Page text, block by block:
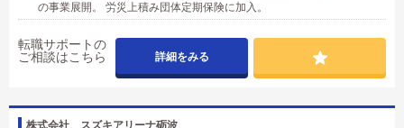
の事業展開。 労災上積み団体定期保険に加入。
転職サポートの
ご相談はこちら
詳細をみる
株式会社 スズキアリーナ砺波